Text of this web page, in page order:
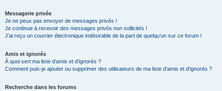
Messagerie privée
Je ne peux pas envoyer de messages privés !
Je continue à recevoir des messages privés non sollicités !
J’ai reçu un courrier électronique indésirable de la part de quelqu’un sur ce forum !
Amis et ignorés
À quoi sert ma liste d’amis et d’ignorés ?
Comment puis-je ajouter ou supprimer des utilisateurs de ma liste d’amis et d’ignorés ?
Recherche dans les forums